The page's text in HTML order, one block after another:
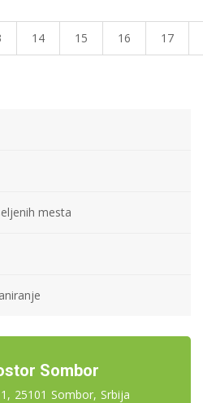
14 15 16 17
mesta
Sombor
25101 Sombor, Srbija